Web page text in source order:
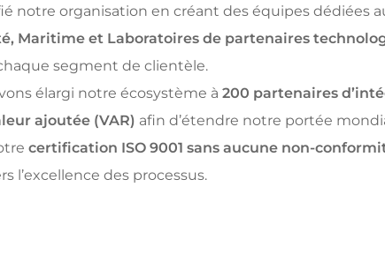
notre organisation en créant des équipes dédiées
Maritime et Laboratoires de partenaires
segment de clientèle.
élargi notre écosystème à200 partenaires
ajoutée (VAR) afin d’étendre notre portée
certification ISO 9001 sans aucune non-
l’excellence des processus.